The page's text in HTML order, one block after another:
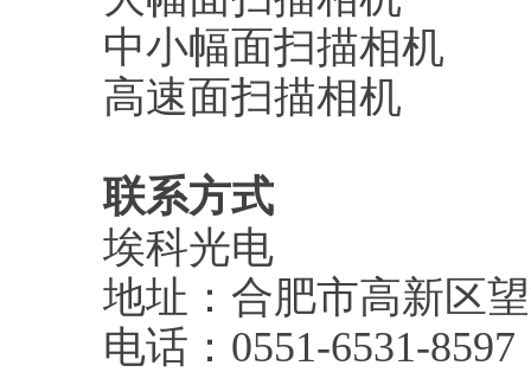
中小幅面扫描相机
高速面扫描相机
联系方式
埃科光电
地址：合肥市高新区
电话：0551-6531-8597